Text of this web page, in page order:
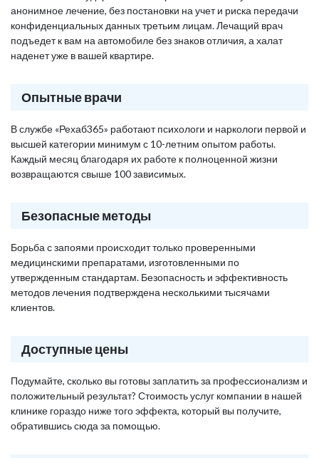
анонимное лечение, без постановки на учет и риска передачи
конфиденциальных данных третьим лицам. Лечащий врач
подъедет к вам на автомобиле без знаков отличия, а халат
наденет уже в вашей квартире.
Опытные врачи
В службе «Рехаб365» работают психологи и наркологи первой и
высшей категории минимум с 10-летним опытом работы.
Каждый месяц благодаря их работе к полноценной жизни
возвращаются свыше 100 зависимых.
Безопасные методы
Борьба с запоями происходит только проверенными
медицинскими препаратами, изготовленными по
утвержденным стандартам. Безопасность и эффективность
методов лечения подтверждена несколькими тысячами
клиентов.
Доступные цены
Подумайте, сколько вы готовы заплатить за профессионализм и
положительный результат? Стоимость услуг компании в нашей
клинике гораздо ниже того эффекта, который вы получите,
обратившись сюда за помощью.